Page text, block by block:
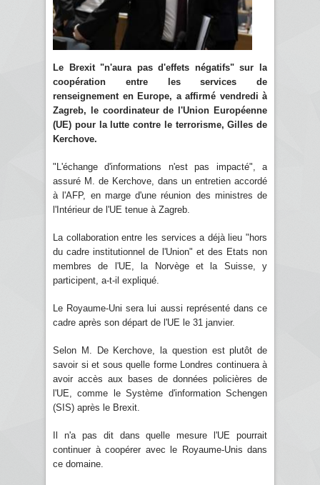
Le Brexit "n'aura pas d'effets négatifs" sur la
coopération entre les services de
renseignement en Europe, a affirmé vendredi à
Zagreb, le coordinateur de l'Union Européenne
(UE) pour la lutte contre le terrorisme, Gilles de
Kerchove.
"L'échange d'informations n'est pas impacté", a
assuré M. de Kerchove, dans un entretien accordé
à l'AFP, en marge d'une réunion des ministres de
l'Intérieur de l'UE tenue à Zagreb.
La collaboration entre les services a déjà lieu "hors
du cadre institutionnel de l'Union" et des Etats non
membres de l'UE, la Norvège et la Suisse, y
participent, a-t-il expliqué.
Le Royaume-Uni sera lui aussi représenté dans ce
cadre après son départ de l'UE le 31 janvier.
Selon M. De Kerchove, la question est plutôt de
savoir si et sous quelle forme Londres continuera à
avoir accès aux bases de données policières de
l'UE, comme le Système d'information Schengen
(SIS) après le Brexit.
Il n'a pas dit dans quelle mesure l'UE pourrait
continuer à coopérer avec le Royaume-Unis dans
ce domaine.